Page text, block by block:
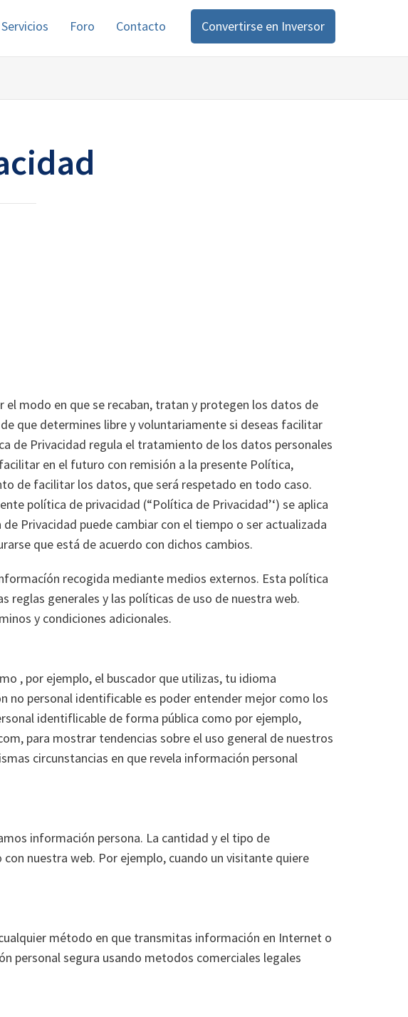
Servicios Foro Contacto Convertirse en Inversor
modo en que se recaban, tratan y protegen los datos de
que determines libre y voluntariamente si deseas facilitar
de Privacidad regula el tratamiento de los datos personales
en el futuro con remisión a la presente Política,
de facilitar los datos, que será respetado en todo caso.
política de privacidad (“Política de Privacidad’‘) se aplica
Privacidad puede cambiar con el tiempo o ser actualizada
que está de acuerdo con dichos cambios.
recogida mediante medios externos. Esta política
reglas generales y las políticas de uso de nuestra web.
y condiciones adicionales.
, por ejemplo, el buscador que utilizas, tu idioma
no personal identificable es poder entender mejor como los
identiflicable de forma pública como por ejemplo,
para mostrar tendencias sobre el uso general de nuestros
circunstancias en que revela información personal
información persona. La cantidad y el tipo de
nuestra web. Por ejemplo, cuando un visitante quiere
método en que transmitas información en Internet o
personal segura usando metodos comerciales legales